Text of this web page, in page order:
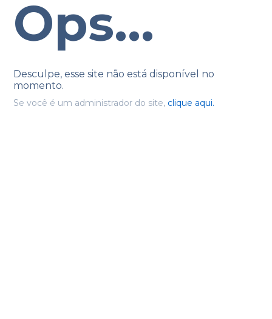
Ops...
Desculpe, esse site não está disponível no
momento.
Se você é um administrador do site, clique aqui.